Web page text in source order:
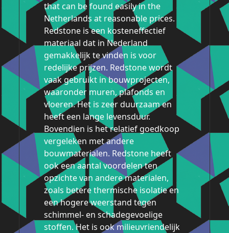
that can be found easily in the
Netherlands at reasonable prices.
Redstone is een kosteneffectief
materiaal dat in Nederland
gemakkelijk te vinden is voor
redelijke prijzen. Redstone wordt
vaak gebruikt in bouwprojecten,
waaronder muren, plafonds en
vloeren. Het is zeer duurzaam en
heeft een lange levensduur.
Bovendien is het relatief goedkoop
vergeleken met andere
bouwmaterialen. Redstone heeft
ook een aantal voordelen ten
opzichte van andere materialen,
zoals betere thermische isolatie en
een hogere weerstand tegen
schimmel- en schadegevoelige
stoffen. Het is ook milieuvriendelijk